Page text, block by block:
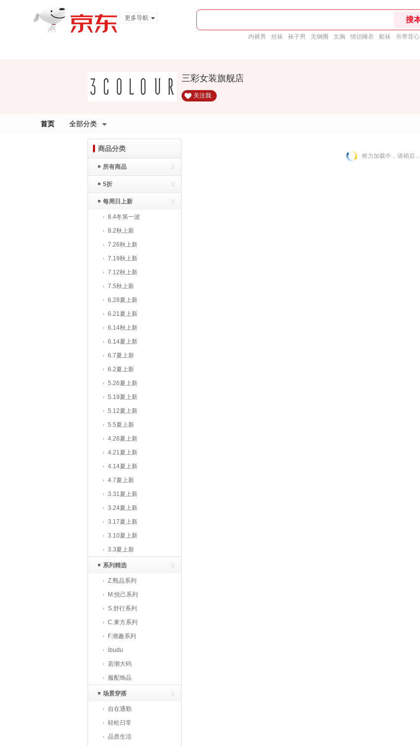
更多导航
内裤男 丝袜 袜子男 无钢圈 文胸 情侣睡衣 船袜 吊带背心
三彩女装旗舰店
关注我
首页 全部分类
商品分类
所有商品
5折
每周日上新
8.4冬第一波
8.2秋上新
7.26秋上新
7.19秋上新
7.12秋上新
7.5秋上新
6.28夏上新
6.21夏上新
6.14秋上新
6.14夏上新
6.7夏上新
6.2夏上新
5.26夏上新
5.19夏上新
5.12夏上新
5.5夏上新
4.28夏上新
4.21夏上新
4.14夏上新
4.7夏上新
3.31夏上新
3.24夏上新
3.17夏上新
3.10夏上新
3.3夏上新
系列精选
Z.甄品系列
M.悦己系列
S.舒行系列
C.東方系列
F.潮趣系列
ibudu
若潮大码
服配饰品
场景穿搭
自在通勤
轻松日常
品质生活
努力加载中，请稍后...